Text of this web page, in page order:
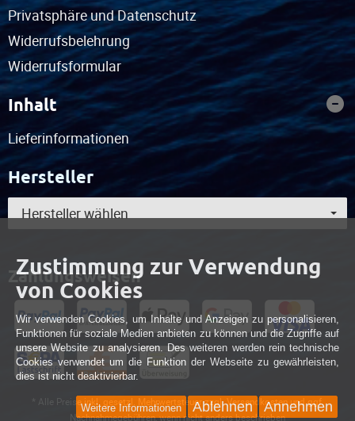
Privatsphäre und Datenschutz
Widerrufsbelehrung
Widerrufsformular
Inhalt
Lieferinformationen
Hersteller
Hersteller wählen
Zahlungsweisen
* Alle Preise inkl. gesetzl. Mehrwertsteuer zzgl. Versandkosten und ggf.
Nachnahmegebühren, wenn nicht anders beschrieben
Zustimmung zur Verwendung
von Cookies
Wir verwenden Cookies, um Inhalte und Anzeigen zu personalisieren,
Funktionen für soziale Medien anbieten zu können und die Zugriffe auf
unsere Website zu analysieren. Des weiteren werden rein technische
Cookies verwendet um die Funktion der Webseite zu gewährleisten,
dies ist nicht deaktivierbar.
Annehmen
Ablehnen
Weitere Informationen